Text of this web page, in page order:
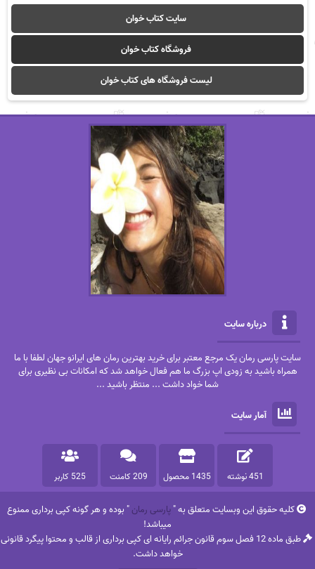
سایت کتاب خوان
فروشگاه کتاب خوان
لیست فروشگاه های کتاب خوان
درباره سایت
سایت پارسی رمان یک مرجع معتبر برای خرید بهترین رمان های ایرانو جهان لطفا با ما
همراه باشید به زودی اپ بزرگ ما هم فعال خواهد شد که امکانات بی نظیری برای
شما خواد داشت ... منتظر باشید ...
آمار سایت
451 نوشته 1435 محصول 209 کامنت 525 کاربر
کلیه حقوق این وبسایت متعلق به "پارسی رمان" بوده و هر گونه کپی برداری ممنوع
میباشد!
طبق ماده 12 فصل سوم قانون جرائم رایانه ای کپی برداری از قالب و محتوا پیگرد قانونی
خواهد داشت.